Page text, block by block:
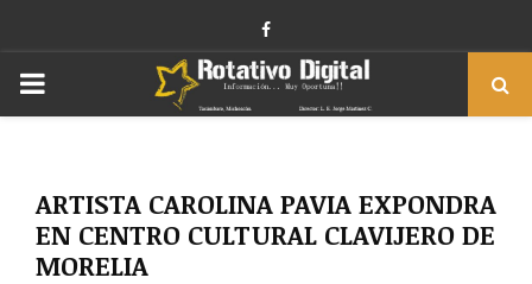
Facebook
PRIMARY
ARTISTA CAROLINA PAVIA EXPONDRA
EN CENTRO CULTURAL CLAVIJERO DE
MORELIA